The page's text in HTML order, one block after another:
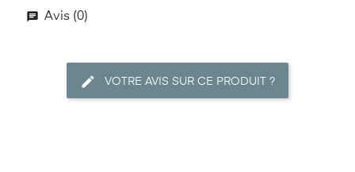
Avis (0)
VOTRE AVIS SUR CE PRODUIT ?